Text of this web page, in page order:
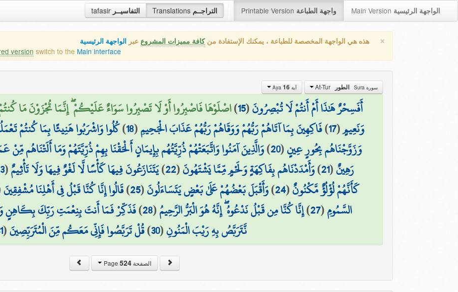
tafasir التفاسيــر Translations التراجــم Printable Version واجهة الطباعة Main Version الواجهة الرئيسية
× هذه هي الواجهة المخصصة للطباعة ، يمكنك الإستفادة منكافة مميزات المشروع عبر الواجهة الرئيسية
version switch to the Main interface
سورة Sura الطور آية Aya 16
أَفَسِحْرٌ هَٰذَا أَمْ أَنتُمْ لَا تُبْصِرُونَ(
15
)اصْلَوْهَا فَاصْبِرُوا أَوْ لَا تَصْبِرُوا سَوَاءٌ عَلَيْكُمْ ۖ إِنَّمَا تُجْزَوْنَ مَا كُنتُمْ
وَنَعِيمٍ(
17
)فَاكِهِينَ بِمَا آتَاهُمْ رَبُّهُمْ وَوَقَاهُمْ رَبُّهُمْ عَذَابَ الْجَحِيمِ(
18
)كُلُوا وَاشْرَبُوا هَنِيئًا بِمَا كُنتُمْ
وَزَوَّجْنَاهُم بِحُورٍ عِينٍ(
20
)وَالَّذِينَ آمَنُوا وَاتَّبَعَتْهُمْ ذُرِّيَّتُهُم بِإِيمَانٍ أَلْحَقْنَا بِهِمْ ذُرِّيَّتَهُمْ وَمَا
رَهِينٌ(
21
)وَأَمْدَدْنَاهُم بِفَاكِهَةٍ وَلَحْمٍ مِّمَّا يَشْتَهُونَ(
22
)يَتَنَازَعُونَ فِيهَا كَأْسًا لَّا لَغْوٌ فِيهَا وَلَا تَأْثِيمٌ(
كَأَنَّهُمْ لُؤْلُؤٌ مَّكْنُونٌ(
24
)وَأَقْبَلَ بَعْضُهُمْ عَلَىٰ بَعْضٍ يَتَسَاءَلُونَ(
25
)قَالُوا إِنَّا كُنَّا قَبْلُ فِي أَهْلِنَا مُشْفِقِينَ
السَّمُومِ(
27
)إِنَّا كُنَّا مِن قَبْلُ نَدْعُوهُ ۖ إِنَّهُ هُوَ الْبَرُّ الرَّحِيمُ(
28
)فَذَكِّرْ فَمَا أَنتَ بِنِعْمَتِ رَبِّكَ بِكَاهِنٍ
نَّتَرَبَّصُ بِهِ رَيْبَ الْمَنُونِ(
30
)قُلْ تَرَبَّصُوا فَإِنِّي مَعَكُم مِّنَ الْمُتَرَبِّصِينَ(
الصفحة Page524